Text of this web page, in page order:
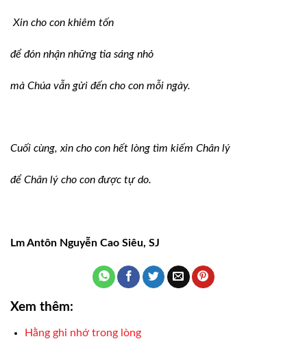
Xin cho con khiêm tốn
để đón nhận những tia sáng nhỏ
mà Chúa vẫn gửi đến cho con mỗi ngày.
Cuối cùng, xin cho con hết lòng tìm kiếm Chân lý
để Chân lý cho con được tự do.
Lm Antôn Nguyễn Cao Siêu, SJ
Xem thêm:
Hằng ghi nhớ trong lòng